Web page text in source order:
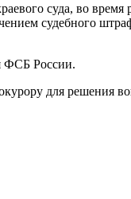
суда, во
судебного
ФСБ России.
для решения